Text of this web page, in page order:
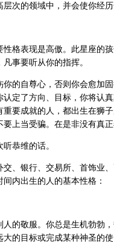
次的领域中，并会使你经历
表现是高傲。此星座的孩
事要听从你的指挥。
自尊心，否则你会愈加固
定了方向、目标，你将认
重要成就的人，都出生在
上当受骗。在是非没有真
恭维的话。
银行、交易所、首饰业、
内出生的人的基本性格：
敬服。你总是生机勃勃，
的目标或完成某种神圣的